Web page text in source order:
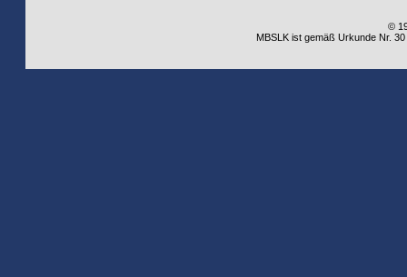
©
MBSLK ist gemäß Urkunde Nr.